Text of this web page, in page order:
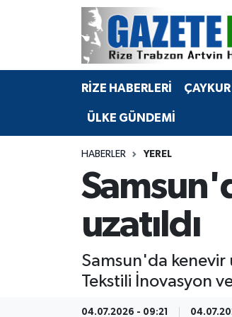
RİZE HABERLERİ
ÜLKE GÜNDEMİ
HABERLER YEREL
uzatıldı
Samsun'da kenevir
Tekstili İnovasyon
04.07.2026 - 09:21
BÖLGEMİZ
Bilim Teknoloji
Advertising news
Canlı Maç
Merkez Nöbetçi Eczaneler
Merkez Hava Durumu
Merkez Trafik Yoğunluk Haritası
Tüm Manşetler
Son Dakika Haberleri
Haber Arşivi